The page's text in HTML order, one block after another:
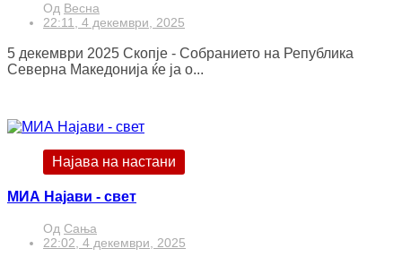
Од Весна
22:11, 4 декември, 2025
5 декември 2025 Скопје - Собранието на Република
Северна Македонија ќе ја о...
Најава на настани
МИА Најави - свет
Од Сања
22:02, 4 декември, 2025